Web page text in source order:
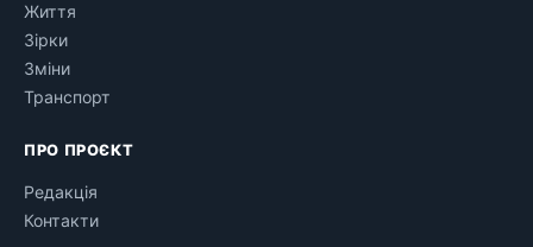
Життя
Зірки
Зміни
Транспорт
ПРО ПРОЄКТ
Редакція
Контакти